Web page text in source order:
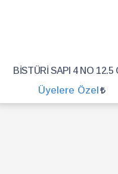
BİSTÜRİ SAPI 4 NO 12.5
Üyelere Özel